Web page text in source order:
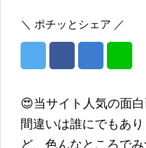
＼ ポチッとシェア ／
😍当サイト人気の面
間違いは誰にでもあ
ど、色んなところで